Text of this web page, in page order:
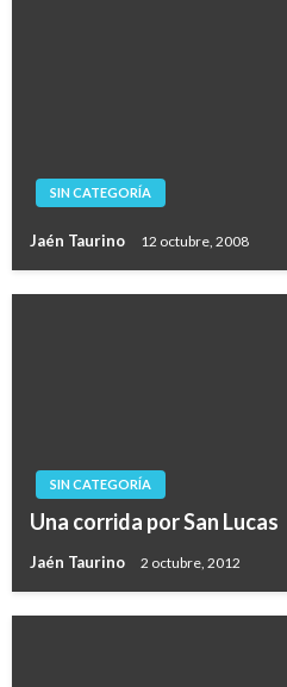
SIN CATEGORÍA
Jaén Taurino 12 octubre, 2008
SIN CATEGORÍA
Una corrida por San Lucas
Jaén Taurino 2 octubre, 2012